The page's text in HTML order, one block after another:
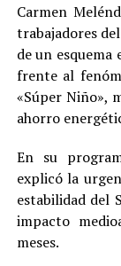
Carmen
trabajadores
de un
frente al
«Súper Niño»,
ahorro
En su
explicó la
estabilidad del
impacto
meses.